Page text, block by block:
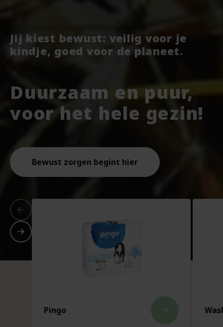
Jij kiest bewust: veilig voor je
kindje, goed voor de planeet.
Duurzaam en puur,
voor het hele gezin!
Bewust zorgen begint hier
Pingo